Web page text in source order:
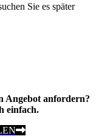
Sie es später
Angebot anfordern?
einfach.